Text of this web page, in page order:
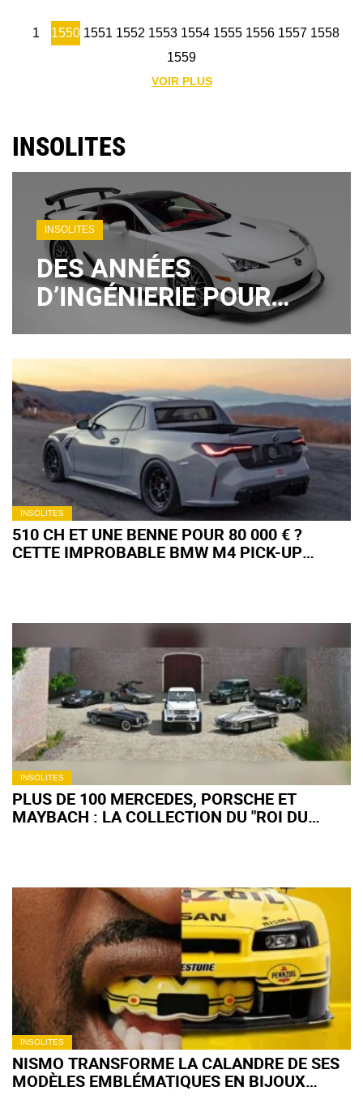
1 1550 1551 1552 1553 1554 1555 1556 1557 1558
1559
VOIR PLUS
INSOLITES
INSOLITES
DES ANNÉES
D’INGÉNIERIE POUR
FINIR ENFERMÉE AU
GARAGE : LE PARADOXE
DE LA LEXUS LFA
NÜRBURGRING
INSOLITES
510 CH ET UNE BENNE POUR 80 000 € ?
CETTE IMPROBABLE BMW M4 PICK-UP
INSOLITES
PLUS DE 100 MERCEDES, PORSCHE ET
MAYBACH : LA COLLECTION DU "ROI DU
INSOLITES
NISMO TRANSFORME LA CALANDRE DE SES
MODÈLES EMBLÉMATIQUES EN BIJOUX